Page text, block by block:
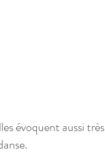
évoquent aussi très